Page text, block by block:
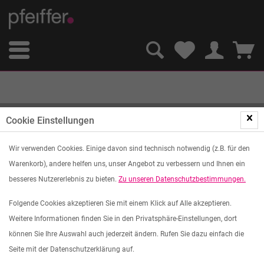
PRAKTISCHE HELFER
Filtern
Cookie Einstellungen
Wir verwenden Cookies. Einige davon sind technisch notwendig (z.B. für den
Warenkorb), andere helfen uns, unser Angebot zu verbessern und Ihnen ein
besseres Nutzererlebnis zu bieten. Zu unseren Datenschutzbestimmungen.
Folgende Cookies akzeptieren Sie mit einem Klick auf Alle akzeptieren.
Weitere Informationen finden Sie in den Privatsphäre-Einstellungen, dort
können Sie Ihre Auswahl auch jederzeit ändern. Rufen Sie dazu einfach die
Seite mit der Datenschutzerklärung auf.